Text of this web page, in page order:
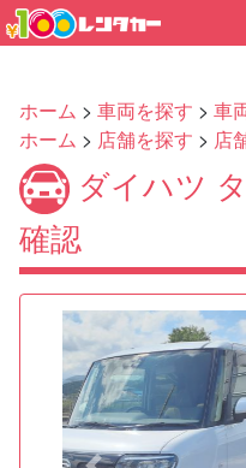
ホーム > 車両を探す > 車
ホーム > 店舗を探す > 店
ダイハツ
確認